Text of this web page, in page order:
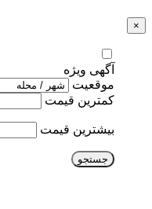
×
آگهی ویژه
موقعیت
کمترین قیمت
بیشترین قیمت
جستجو